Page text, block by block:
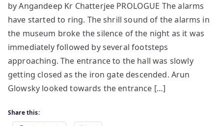
Viral
Thief
by Angandeep Kr Chatterjee PROLOGUE The alarms
have started to ring. The shrill sound of the alarms in
the museum broke the silence of the night as it was
immediately followed by several footsteps
approaching. The entrance to the hall was slowly
getting closed as the iron gate descended. Arun
Glowsky looked towards the entrance […]
Share this: